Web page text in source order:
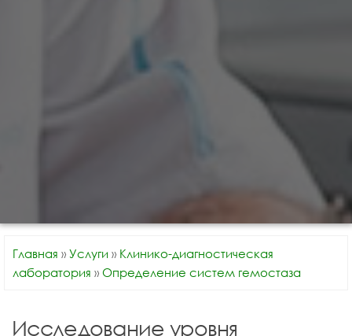
Главная » Услуги » Клинико-диагностическая
лаборатория » Определение систем гемостаза
Исследование уровня